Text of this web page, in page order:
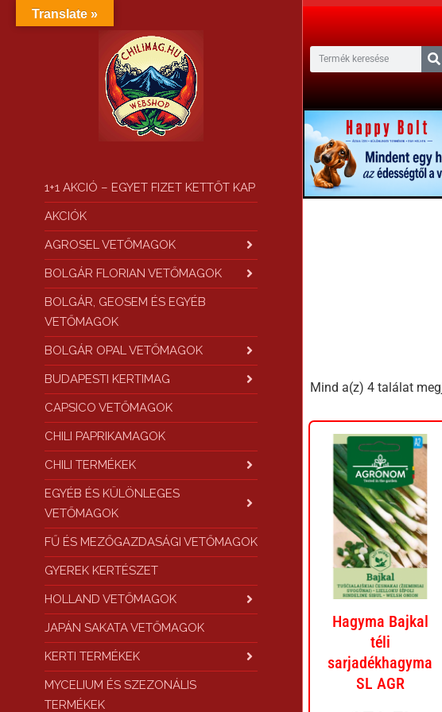
1+1 AKCIÓ – EGYET FIZET KETTŐT KAP
AKCIÓK
AGROSEL VETŐMAGOK
BOLGÁR FLORIAN VETŐMAGOK
BOLGÁR, GEOSEM ÉS EGYÉB
VETŐMAGOK
BOLGÁR OPAL VETŐMAGOK
BUDAPESTI KERTIMAG
CAPSICO VETŐMAGOK
CHILI PAPRIKAMAGOK
CHILI TERMÉKEK
EGYÉB ÉS KÜLÖNLEGES
VETŐMAGOK
FŰ ÉS MEZŐGAZDASÁGI VETŐMAGOK
GYEREK KERTÉSZET
HOLLAND VETŐMAGOK
JAPÁN SAKATA VETŐMAGOK
KERTI TERMÉKEK
MYCELIUM ÉS SZEZONÁLIS
TERMÉKEK
Mind a(z) 4 találat
Hagyma Bajkal
téli
sarjadékhagyma
SL AGR
Translate »